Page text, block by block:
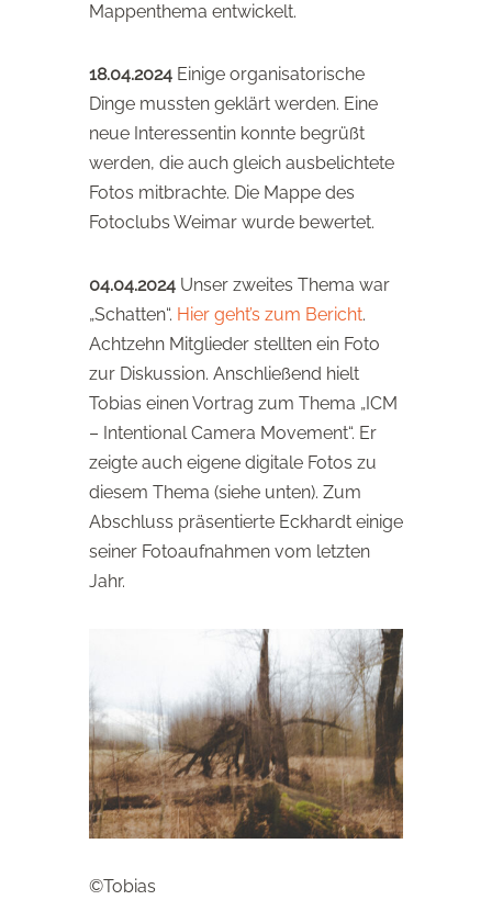
Mappenthema entwickelt.
18.04.2024Einige organisatorische
Dinge mussten geklärt werden. Eine
neue Interessentin konnte begrüßt
werden, die auch gleich ausbelichtete
Fotos mitbrachte. Die Mappe des
Fotoclubs Weimar wurde bewertet.
04.04.2024Unser zweites Thema war
„Schatten“. Hier geht’s zum Bericht.
Achtzehn Mitglieder stellten ein Foto
zur Diskussion. Anschließend hielt
Tobias einen Vortrag zum Thema „ICM
– Intentional Camera Movement“. Er
zeigte auch eigene digitale Fotos zu
diesem Thema (siehe unten). Zum
Abschluss präsentierte Eckhardt einige
seiner Fotoaufnahmen vom letzten
Jahr.
©Tobias